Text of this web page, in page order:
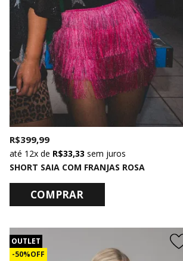
SHORT SAIA COM FRANJAS ROSA
R$ 399,99
12xde R$ 33,33 sem juros
COMPRAR
OUTLET
50% OFF